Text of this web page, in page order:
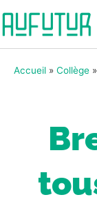
Accueil » Collège »